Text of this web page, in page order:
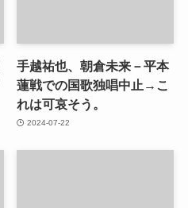
手越祐也、朝倉未来－平本
蓮戦での国歌独唱中止→こ
れは可哀そう。
2024-07-22